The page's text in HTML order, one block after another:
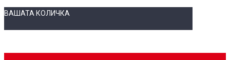
ВАШАТА КОЛИЧКА